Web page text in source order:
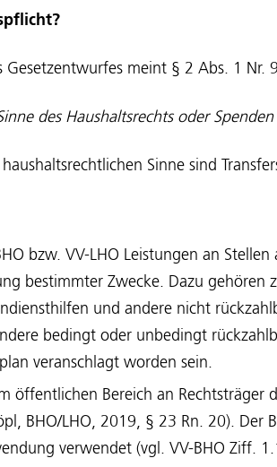
meint § 2 Abs. 1 Nr.
des Haushaltsrechts oder
Sinne sind
bzw. VV-LHO Leistungen an
bestimmter Zwecke. Dazu gehören
und andere nicht
bedingt oder unbedingt
veranschlagt worden sein.
öffentlichen Bereich an Rechtsträger
BHO/LHO, 2019, § 23 Rn. 20). Der
verwendet (vgl. VV-BHO Ziff.